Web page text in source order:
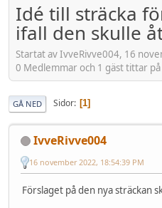
Idé till sträcka
ifall den skulle
Startat av IvveRivve004, 16
0 Medlemmar och 1 gäst tittar
GÅ NED Sidor 1
IvveRivve004
16 november 2022, 18:54:39 PM
Förslaget på den nya sträckan